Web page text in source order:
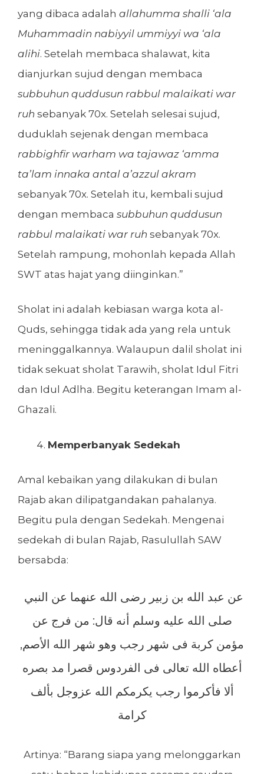
yang dibaca adalah allahumma shalli ‘ala
Muhammadin nabiyyil ummiyyi wa ‘ala
alihi. Setelah membaca shalawat, kita
dianjurkan sujud dengan membaca
subbuhun quddusun rabbul malaikati war
ruh sebanyak 70x. Setelah selesai sujud,
duduklah sejenak dengan membaca
rabbighfir warham wa tajawaz ‘amma
ta’lam innaka antal a’azzul akram
sebanyak 70x. Setelah itu, kembali sujud
dengan membaca subbuhun quddusun
rabbul malaikati war ruh sebanyak 70x.
Setelah rampung, mohonlah kepada Allah
SWT atas hajat yang diinginkan.”
Sholat ini adalah kebiasan warga kota al-
Quds, sehingga tidak ada yang rela untuk
meninggalkannya. Walaupun dalil sholat ini
tidak sekuat sholat Tarawih, sholat Idul Fitri
dan Idul Adlha. Begitu keterangan Imam al-
Ghazali.
Memperbanyak Sedekah
Amal kebaikan yang dilakukan di bulan
Rajab akan dilipatgandakan pahalanya.
Begitu pula dengan Sedekah. Mengenai
sedekah di bulan Rajab, Rasulullah SAW
bersabda:
صلى الله عليه وسلم أنه قال: من فرج عن
مؤمن كربة فى شهر رجب وهو شهر الله الأصم,
أعطاه الله تعالى فى الفردوس قصرا مد بصره
ألا فأكرموا رجب يكرمكم الله عزوجل بألف
كرامة
Artinya: “Barang siapa yang melonggarkan